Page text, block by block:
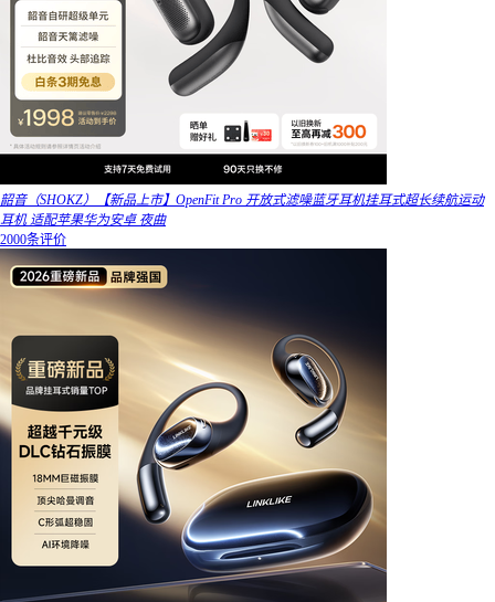
韶音（SHOKZ）【新品上市】OpenFit Pro 开放式滤噪蓝牙耳机挂耳式超长续航运动
耳机 适配苹果华为安卓 夜曲
2000条评价